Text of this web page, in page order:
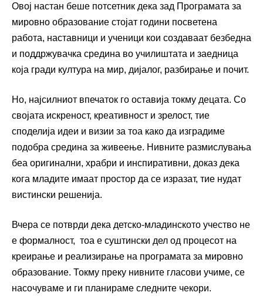
Овој настан беше потсетник дека зад Програмата за
мировно образование стојат години посветена
работа, наставници и ученици кои создаваат безбедна
и поддржувачка средина во училиштата и заедница
која гради култура на мир, дијалог, разбирање и почит.
Но, најсилниот впечаток го оставија токму децата. Со
својата искреност, креативност и зрелост, тие
споделија идеи и визии за тоа како да изградиме
подобра средина за живеење. Нивните размислувања
беа оригинални, храбри и инспиративни, доказ дека
кога младите имаат простор да се изразат, тие нудат
вистински решенија.
Вчера се потврди дека детско-младинското учество не
е формалност, тоа е суштински дел од процесот на
креирање и реализирање на програмата за мировно
образование. Токму преку нивните гласови учиме, се
насочуваме и ги планираме следните чекори.